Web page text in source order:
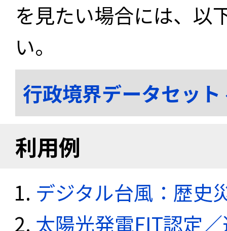
を見たい場合には、以
い。
行政境界データセッ
利用例
デジタル台風：歴史
太陽光発電FIT認定